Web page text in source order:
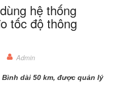
hệ thống
tốc độ thông
Admin
dài 50 km, được quản lý